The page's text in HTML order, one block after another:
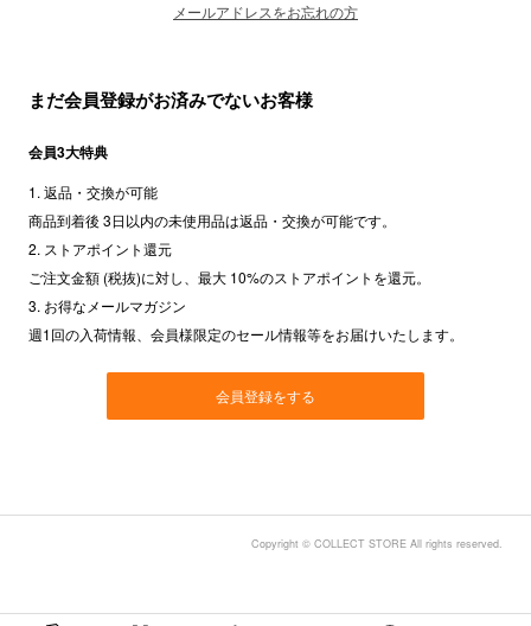
メールアドレスをお忘れの方
まだ会員登録がお済みでないお客様
会員3大特典
1. 返品・交換が可能
商品到着後 3日以内の未使用品は返品・交換が可能です。
2. ストアポイント還元
ご注文金額 (税抜)に対し、最大 10%のストアポイントを還元。
3. お得なメールマガジン
週1回の入荷情報、会員様限定のセール情報等をお届けいたします。
会員登録をする
Copyright © COLLECT STORE All rights reserved.